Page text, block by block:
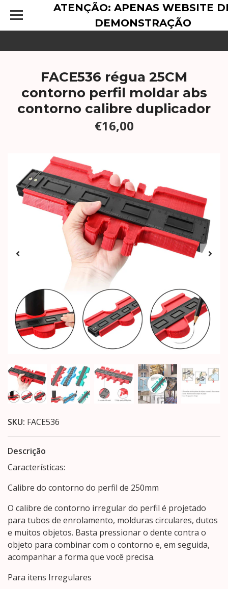
ATENÇÃO: APENAS WEBSITE
DEMONSTRAÇÃO
FACE536 régua 25CM
contorno perfil moldar abs
contorno calibre duplicador
€16,00
SKU: FACE536
Descrição
Características:
Calibre do contorno do perfil de 250mm
O calibre de contorno irregular do perfil é projetado
para tubos de enrolamento, molduras circulares, dutos
e muitos objetos. Basta pressionar o dente contra o
objeto para combinar com o contorno e, em seguida,
acompanhar a forma que você precisa.
Para itens Irregulares